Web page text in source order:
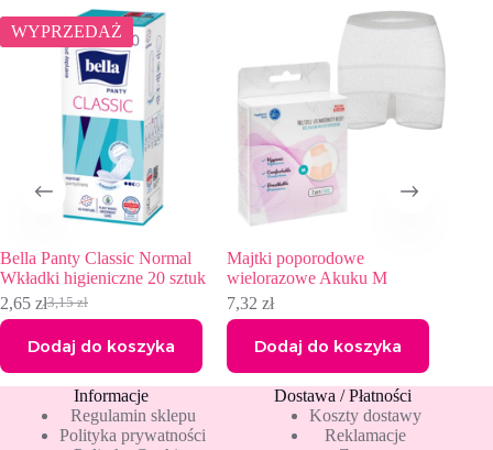
WYPRZEDAŻ
Bella Panty Classic Normal
Wkładki higieniczne 20 sztuk
3,15zł
Pierwotna
wynosiła:
3,15 zł.
2,65 złAktualna
wynosi:
2,65 zł.
Dodaj do koszyka
Majtki poporodowe
wielorazowe Akuku M
7,32zł
Dodaj do koszyka
Informacje
Regulamin sklepu
Polityka prywatności
Dostawa / Płatności
Koszty dostawy
Reklamacje